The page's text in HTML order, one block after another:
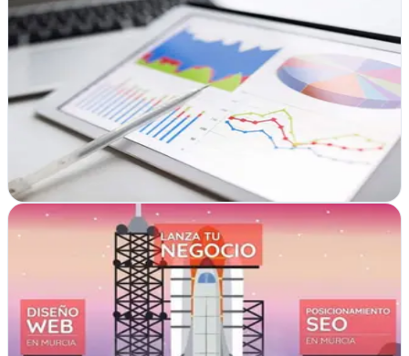
Jesús Porras
Córdoba
Jesús Porras es uno de los consultores SEO con mayor experiencia
Ver fichacompleta
Planaweb
Alcantarilla, Murcia
Diseño web que da vida a negocios murcianos desde Alcantarilla.